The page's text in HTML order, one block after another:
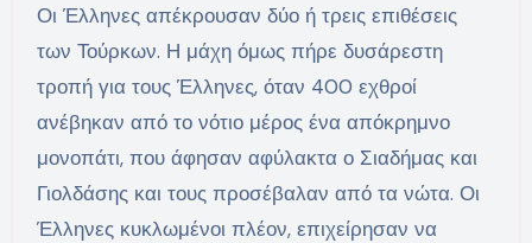
Οι Έλληνες απέκρουσαν δύο ή τρεις επιθέσεις
των Τούρκων. Η μάχη όμως πήρε δυσάρεστη
τροπή για τους Έλληνες, όταν 400 εχθροί
ανέβηκαν από το νότιο μέρος ένα απόκρημνο
μονοπάτι, που άφησαν αφύλακτα ο Σιαδήμας και
Γιολδάσης και τους προσέβαλαν από τα νώτα. Οι
Έλληνες κυκλωμένοι πλέον, επιχείρησαν να